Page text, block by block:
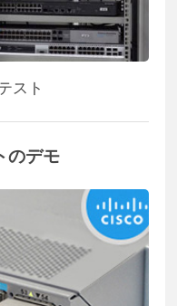
スト
のデモ